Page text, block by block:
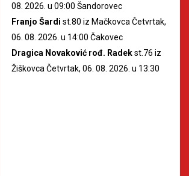
08. 2026. u 09:00 Šandorovec
Franjo Šardi st.80 iz Mačkovca Četvrtak,
06. 08. 2026. u 14:00 Čakovec
Dragica Novaković rođ. Radekst.76 iz
Žiškovca Četvrtak, 06. 08. 2026. u 13:30